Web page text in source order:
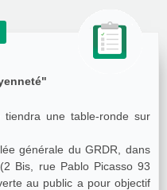
une table-ronde sur
générale du GRDR, dans
Bis, rue Pablo Picasso 93
au public a pour objectif